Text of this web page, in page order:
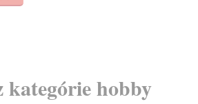
kategórie hobby